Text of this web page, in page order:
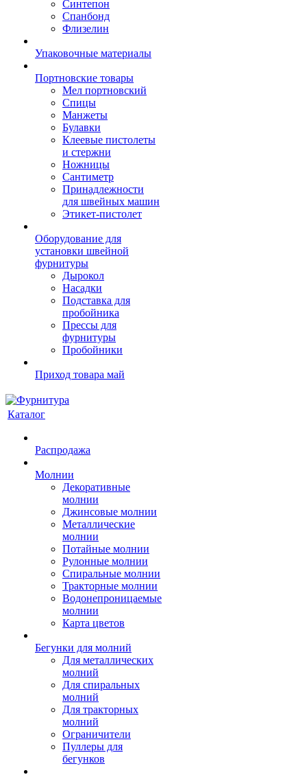
Синтепон
Спанбонд
Флизелин
Упаковочные материалы
Портновские товары
Мел портновский
Спицы
Манжеты
Булавки
Клеевые пистолеты
и стержни
Ножницы
Сантиметр
Принадлежности
для швейных машин
Этикет-пистолет
Оборудование для
установки швейной
фурнитуры
Дырокол
Насадки
Подставка для
пробойника
Прессы для
фурнитуры
Пробойники
Приход товара май
Каталог
Распродажа
Молнии
Декоративные
молнии
Джинсовые молнии
Металлические
молнии
Потайные молнии
Рулонные молнии
Спиральные молнии
Тракторные молнии
Водонепроницаемые
молнии
Карта цветов
Бегунки для молний
Для металлических
молний
Для спиральных
молний
Для тракторных
молний
Ограничители
Пуллеры для
бегунков